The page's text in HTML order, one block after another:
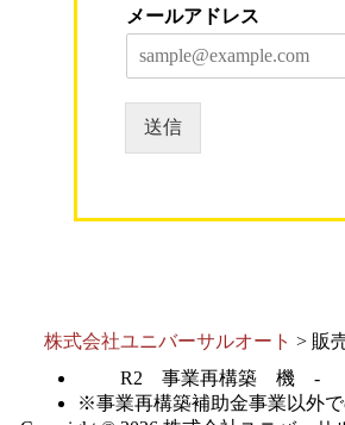
メールアドレス
送信
株式会社ユニバーサルオート > 販
R2 事業再構築 機 ‐
※事業再構築補助金事業以外